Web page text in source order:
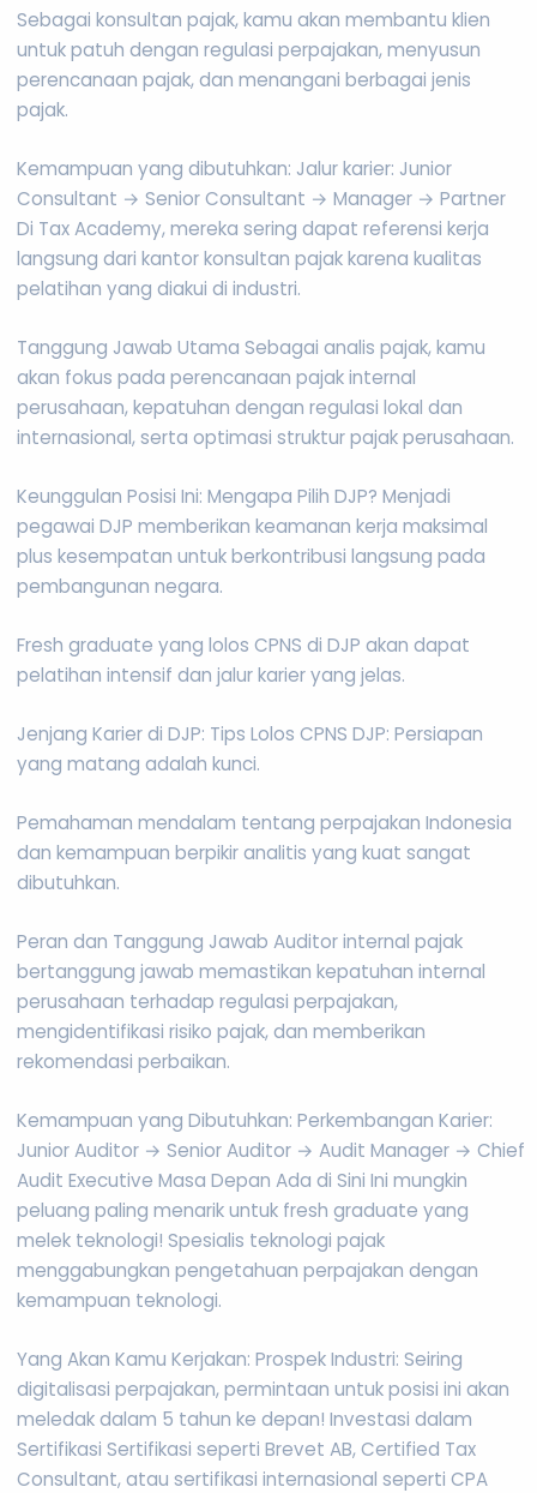
Sebagai konsultan pajak, kamu akan membantu klien
untuk patuh dengan regulasi perpajakan, menyusun
perencanaan pajak, dan menangani berbagai jenis
pajak.
Kemampuan yang dibutuhkan: Jalur karier: Junior
Consultant → Senior Consultant → Manager → Partner
Di Tax Academy, mereka sering dapat referensi kerja
langsung dari kantor konsultan pajak karena kualitas
pelatihan yang diakui di industri.
Tanggung Jawab Utama Sebagai analis pajak, kamu
akan fokus pada perencanaan pajak internal
perusahaan, kepatuhan dengan regulasi lokal dan
internasional, serta optimasi struktur pajak perusahaan.
Keunggulan Posisi Ini: Mengapa Pilih DJP? Menjadi
pegawai DJP memberikan keamanan kerja maksimal
plus kesempatan untuk berkontribusi langsung pada
pembangunan negara.
Fresh graduate yang lolos CPNS di DJP akan dapat
pelatihan intensif dan jalur karier yang jelas.
Jenjang Karier di DJP: Tips Lolos CPNS DJP: Persiapan
yang matang adalah kunci.
Pemahaman mendalam tentang perpajakan Indonesia
dan kemampuan berpikir analitis yang kuat sangat
dibutuhkan.
Peran dan Tanggung Jawab Auditor internal pajak
bertanggung jawab memastikan kepatuhan internal
perusahaan terhadap regulasi perpajakan,
mengidentifikasi risiko pajak, dan memberikan
rekomendasi perbaikan.
Kemampuan yang Dibutuhkan: Perkembangan Karier:
Junior Auditor → Senior Auditor → Audit Manager → Chief
Audit Executive Masa Depan Ada di Sini Ini mungkin
peluang paling menarik untuk fresh graduate yang
melek teknologi! Spesialis teknologi pajak
menggabungkan pengetahuan perpajakan dengan
kemampuan teknologi.
Yang Akan Kamu Kerjakan: Prospek Industri: Seiring
digitalisasi perpajakan, permintaan untuk posisi ini akan
meledak dalam 5 tahun ke depan! Investasi dalam
Sertifikasi Sertifikasi seperti Brevet AB, Certified Tax
Consultant, atau sertifikasi internasional seperti CPA